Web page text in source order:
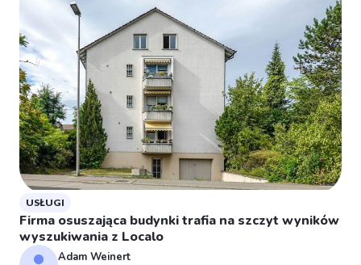
USŁUGI
Firma osuszająca budynki trafia na szczyt wyników
wyszukiwania z Localo
Adam Weinert